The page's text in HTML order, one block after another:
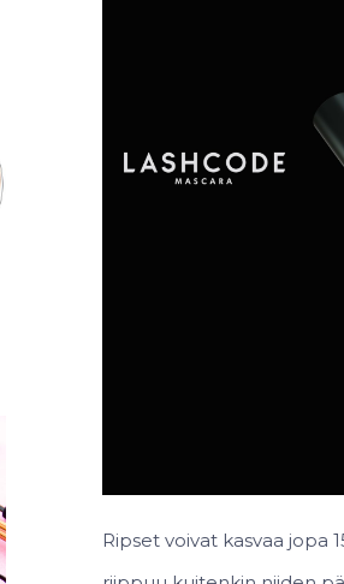
Ripset voivat kasvaa jopa